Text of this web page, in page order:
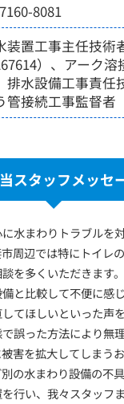
8081
装置工事主任技術
）、アーク
排水設備工事責任
管接続工事監督者
スタッフメッセ
水まわりトラブルを
周辺では特にトイレ
を多くいただきます
と比較して不便に感
てほしいといった声
誤った方法により無
害を拡大してしまう
の水まわり設備の不
行い、我々スタッフ